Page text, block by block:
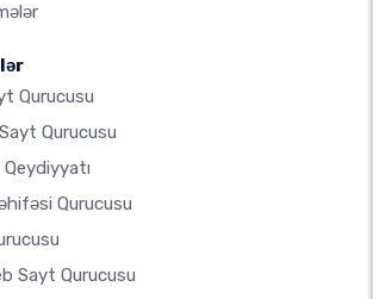
Qurucusu
Qurucusu
Qurucusu
Sayt Qurucusu